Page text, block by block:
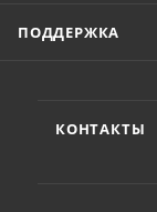
ПОДДЕРЖКА
КОНТАКТЫ